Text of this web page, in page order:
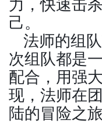
己。
法师的组
次组队都是
配合，用强
现，法师在
陆的冒险之